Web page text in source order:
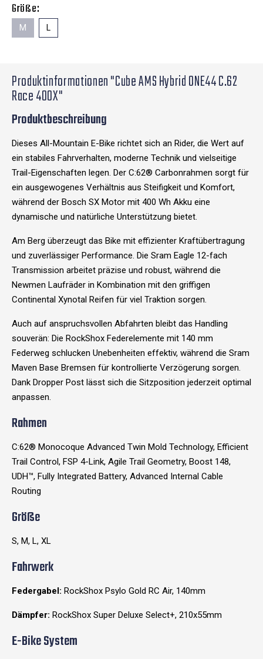
Größe:
M L
Produktinformationen "Cube AMS Hybrid ONE44 C.62
Race 400X"
Produktbeschreibung
Dieses All-Mountain E-Bike richtet sich an Rider, die Wert auf
ein stabiles Fahrverhalten, moderne Technik und vielseitige
Trail-Eigenschaften legen. Der C:62® Carbonrahmen sorgt für
ein ausgewogenes Verhältnis aus Steifigkeit und Komfort,
während der Bosch SX Motor mit 400 Wh Akku eine
dynamische und natürliche Unterstützung bietet.
Am Berg überzeugt das Bike mit effizienter Kraftübertragung
und zuverlässiger Performance. Die Sram Eagle 12-fach
Transmission arbeitet präzise und robust, während die
Newmen Laufräder in Kombination mit den griffigen
Continental Xynotal Reifen für viel Traktion sorgen.
Auch auf anspruchsvollen Abfahrten bleibt das Handling
souverän: Die RockShox Federelemente mit 140 mm
Federweg schlucken Unebenheiten effektiv, während die Sram
Maven Base Bremsen für kontrollierte Verzögerung sorgen.
Dank Dropper Post lässt sich die Sitzposition jederzeit optimal
anpassen.
Rahmen
C:62® Monocoque Advanced Twin Mold Technology, Efficient
Trail Control, FSP 4-Link, Agile Trail Geometry, Boost 148,
UDH™, Fully Integrated Battery, Advanced Internal Cable
Routing
Größe
S, M, L, XL
Fahrwerk
Federgabel: RockShox Psylo Gold RC Air, 140mm
Dämpfer: RockShox Super Deluxe Select+, 210x55mm
E-Bike System